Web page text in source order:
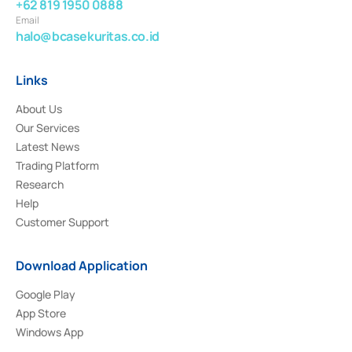
+62 819 1950 0888
Email
halo@bcasekuritas.co.id
Links
About Us
Our Services
Latest News
Trading Platform
Research
Help
Customer Support
Download Application
Google Play
App Store
Windows App